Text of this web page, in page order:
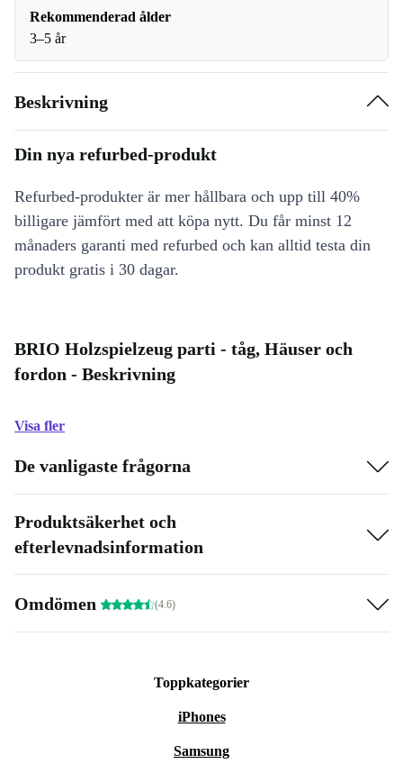
Rekommenderad ålder
3–5 år
Beskrivning
Din nya refurbed-produkt
Refurbed-produkter är mer hållbara och upp till 40%
billigare jämfört med att köpa nytt. Du får minst 12
månaders garanti med refurbed och kan alltid testa din
produkt gratis i 30 dagar.
BRIO Holzspielzeug parti - tåg, Häuser och
fordon - Beskrivning
Visa fler
De vanligaste frågorna
Produktsäkerhet och
efterlevnadsinformation
Omdömen (4.6)
Toppkategorier
iPhones
Samsung